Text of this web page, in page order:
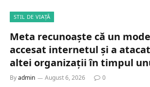
STIL DE VIAȚĂ
Meta recunoaște că un
accesat internetul și a
altei organizații în timpul
Byadmin August 6, 2026 0